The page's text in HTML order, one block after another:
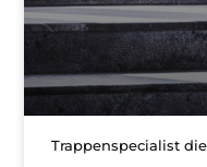
Trappenspecialist